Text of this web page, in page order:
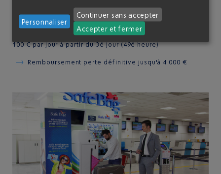
Indemnisation en cas de dommages pendant le
voyage en avion : jusqu'à 1 000 €
Remboursement pour livraison tardive du bagage :
100 € par jour à partir du 3è jour (49è heure)
Remboursement perte définitive jusqu'à 4 000 €
Personnaliser
Continuer sans accepter
Accepter et fermer